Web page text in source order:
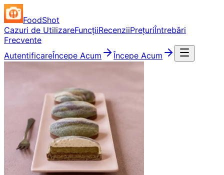
FoodShot
Cazuri de UtilizareFuncțiiRecenziiPrețuriÎntrebări
Frecvente
AutentificareÎncepe Acum Începe Acum